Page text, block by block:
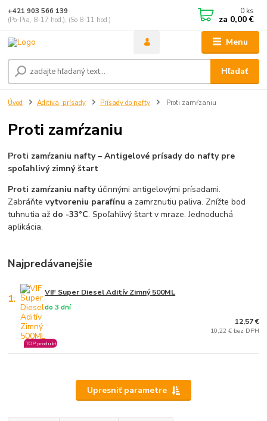
Menu
Hľadať
+421 903 566 139
(Po-Pia, 8-17 hod.), (So 8-11 hod.)
0 ks
za 0,00 €
Úvod Aditíva, prísady Prísady do nafty Proti zamŕzaniu
Proti zamŕzaniu
Proti zamŕzaniu nafty – Antigelové prísady do nafty pre
spoľahlivý zimný štart
Proti zamŕzaniu naftyúčinnými antigelovými prísadami.
Zabráňtevytvoreniu parafínu a zamrznutiu paliva. Znížte bod
tuhnutia až do -33°C. Spoľahlivý štart v mraze. Jednoduchá
aplikácia.
Najpredávanejšie
1. VIF Super Diesel Aditív Zimný 500ML
do 3 dní
TOP produkt
12,57 €
10,22 € bez DPH
Upresniť parametre